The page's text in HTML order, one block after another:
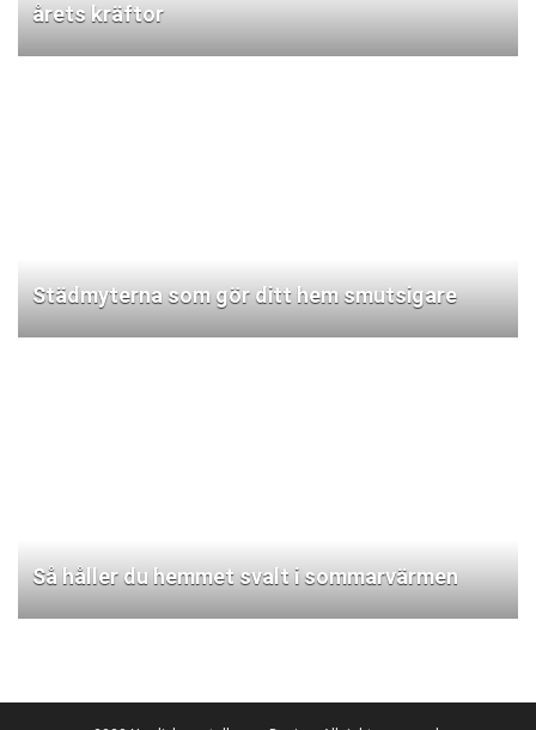
årets kräftor
Städmyterna som gör ditt hem smutsigare
Så håller du hemmet svalt i sommarvärmen